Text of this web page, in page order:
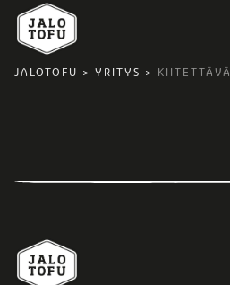
JALOTOFU > YRITYS > KIITETTÄVÄ